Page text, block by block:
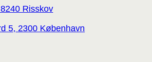
Risskov
5, 2300 København